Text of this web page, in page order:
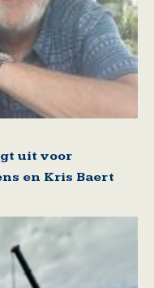
uit voor
en Kris Baert